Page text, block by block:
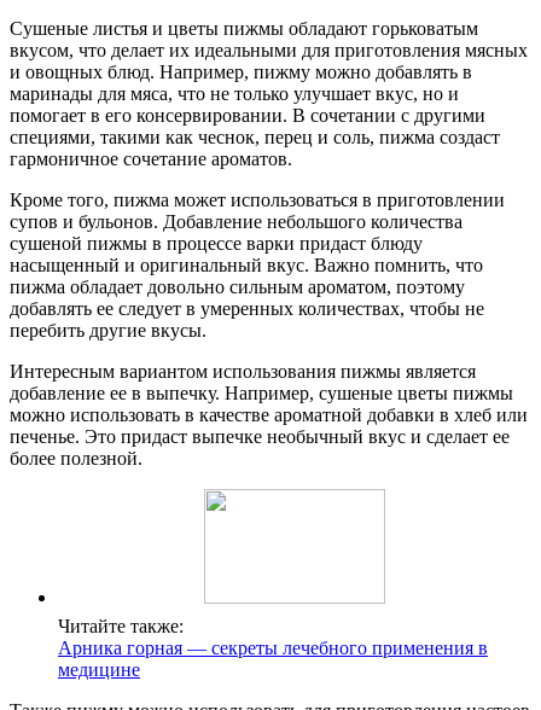
Сушеные листья и цветы пижмы обладают горьковатым
вкусом, что делает их идеальными для приготовления мясных
и овощных блюд. Например, пижму можно добавлять в
маринады для мяса, что не только улучшает вкус, но и
помогает в его консервировании. В сочетании с другими
специями, такими как чеснок, перец и соль, пижма создаст
гармоничное сочетание ароматов.
Кроме того, пижма может использоваться в приготовлении
супов и бульонов. Добавление небольшого количества
сушеной пижмы в процессе варки придаст блюду
насыщенный и оригинальный вкус. Важно помнить, что
пижма обладает довольно сильным ароматом, поэтому
добавлять ее следует в умеренных количествах, чтобы не
перебить другие вкусы.
Интересным вариантом использования пижмы является
добавление ее в выпечку. Например, сушеные цветы пижмы
можно использовать в качестве ароматной добавки в хлеб или
печенье. Это придаст выпечке необычный вкус и сделает ее
более полезной.
Читайте также:
Арника горная — секреты лечебного применения в
медицине